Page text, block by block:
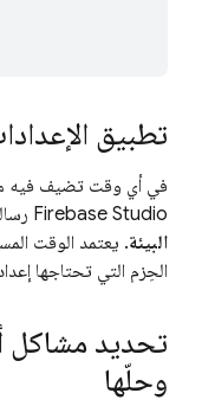
تطبيق
في أي وقت تضيف فيه
Firebase Studio
البيئة. يعتمد الوقت
الحِزم التي تحتاجها
تحديد مشاكل
وحلّها